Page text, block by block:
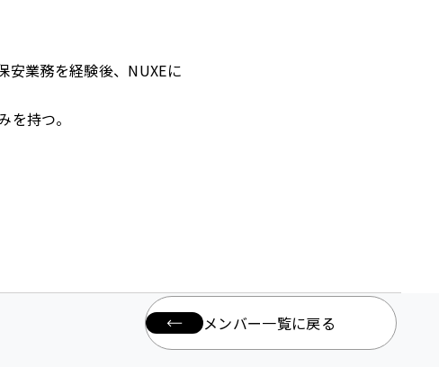
安業務を経験後、NUXEに
持つ。
メンバー一覧に戻る